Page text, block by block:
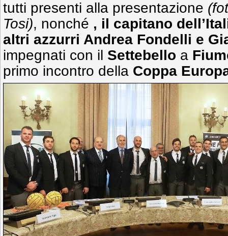
tutti presenti alla presentazione
Tosi), nonché , il capitano
altri azzurri Andrea Fondelli e
impegnati con il Settebello a
primo incontro della Coppa